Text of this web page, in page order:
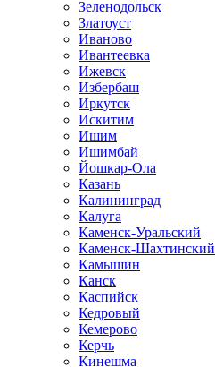
Зеленодольск
Златоуст
Иваново
Ивантеевка
Ижевск
Избербаш
Иркутск
Искитим
Ишим
Ишимбай
Йошкар-Ола
Казань
Калининград
Калуга
Каменск-Уральский
Каменск-Шахтинский
Камышин
Канск
Каспийск
Кедровый
Кемерово
Керчь
Кинешма